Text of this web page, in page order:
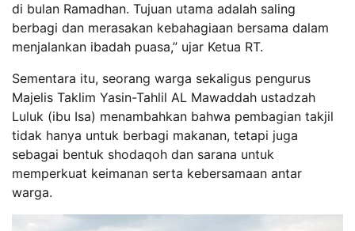
di bulan Ramadhan. Tujuan utama adalah saling
berbagi dan merasakan kebahagiaan bersama dalam
menjalankan ibadah puasa,” ujar Ketua RT.
Sementara itu, seorang warga sekaligus pengurus
Majelis Taklim Yasin-Tahlil AL Mawaddah ustadzah
Luluk (ibu Isa) menambahkan bahwa pembagian takjil
tidak hanya untuk berbagi makanan, tetapi juga
sebagai bentuk shodaqoh dan sarana untuk
memperkuat keimanan serta kebersamaan antar
warga.